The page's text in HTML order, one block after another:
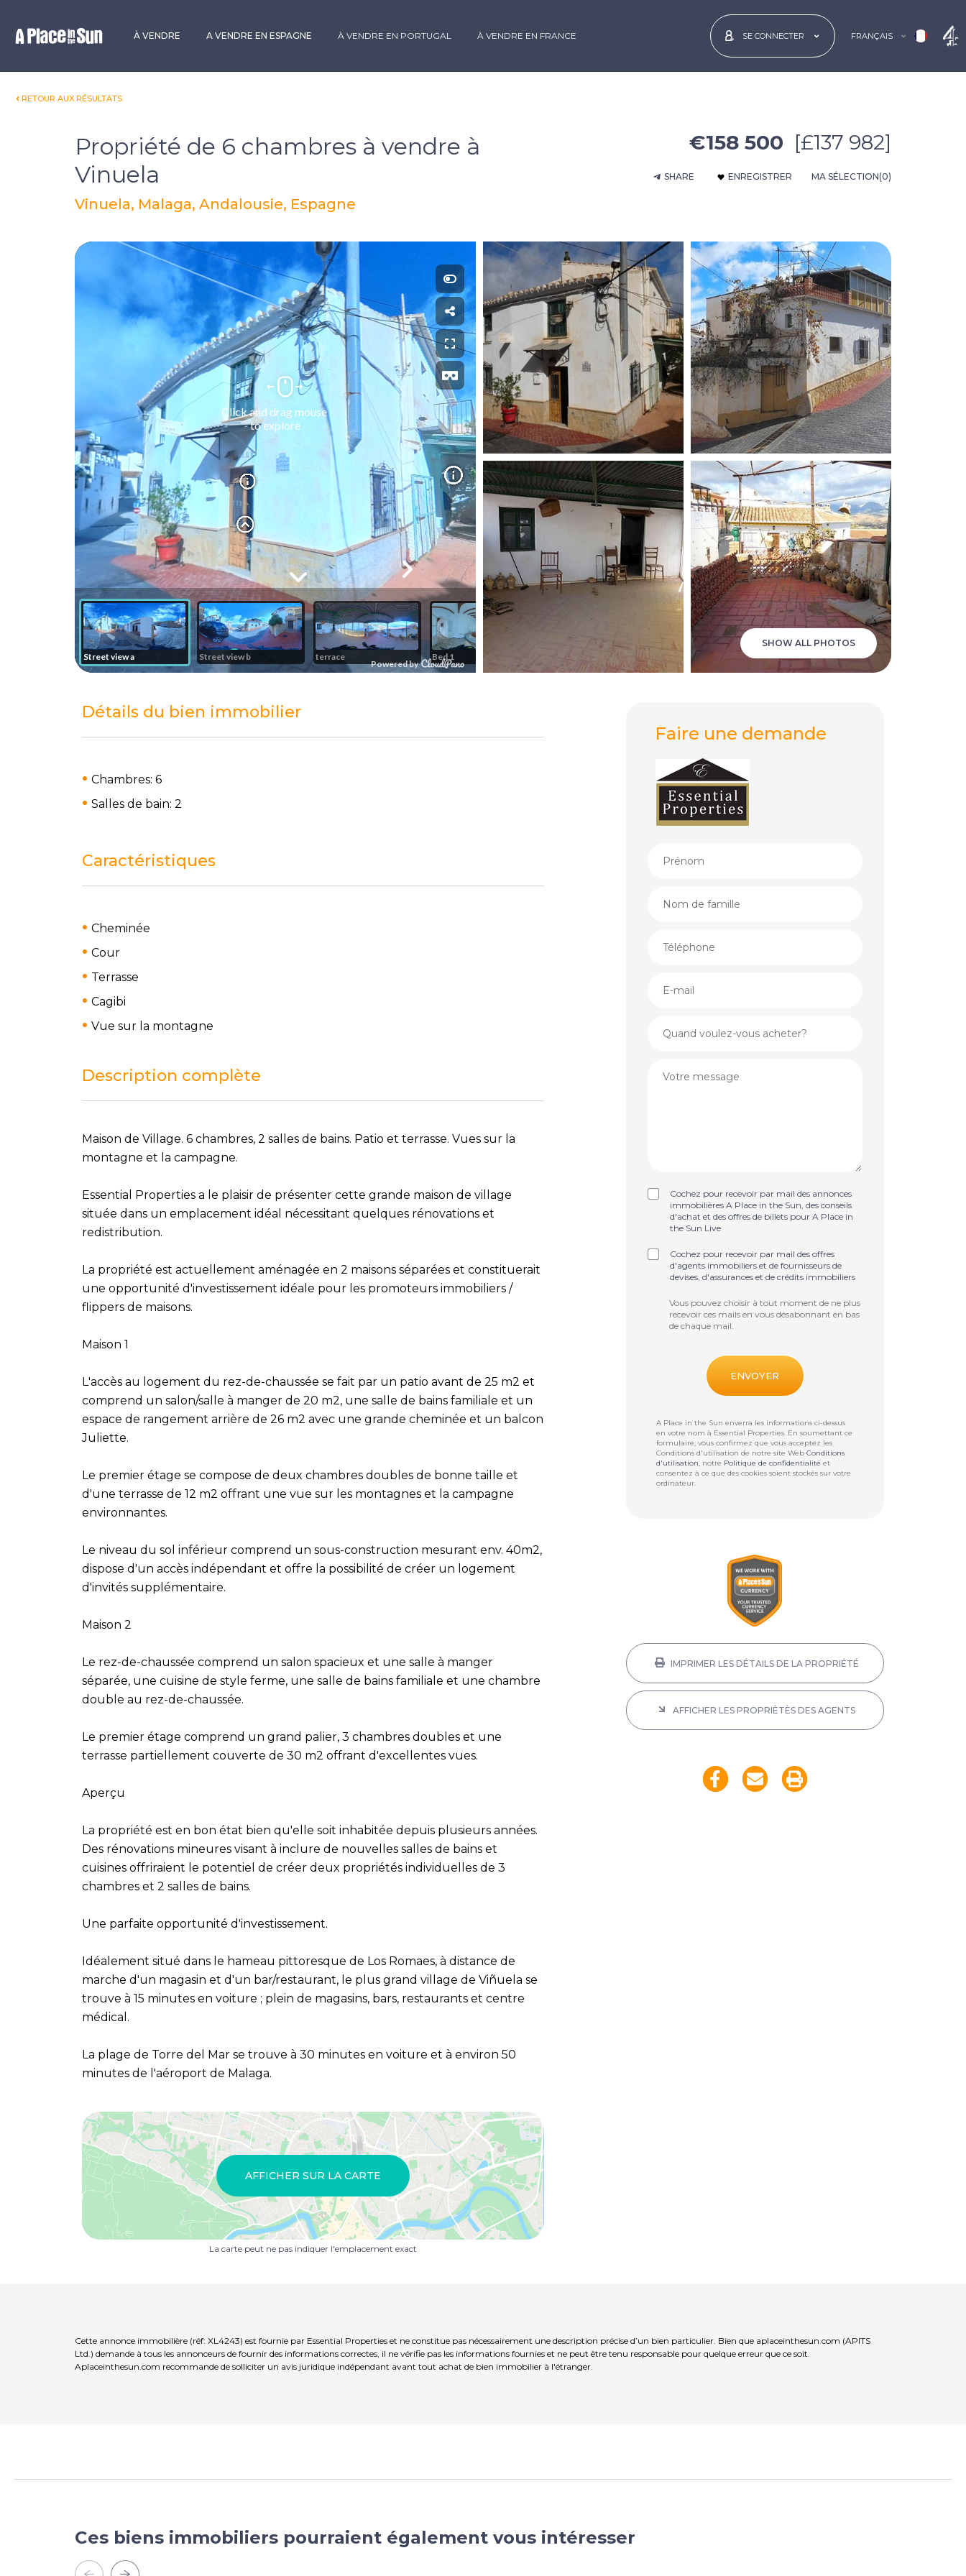
À VENDRE A VENDRE EN ESPAGNE À VENDRE EN PORTUGAL À VENDRE EN FRANCE SE CONNECTER FRANÇAIS
RETOUR AUX RÉSULTATS
Propriété de 6 chambres à vendre à
Vinuela
Vinuela, Malaga, Andalousie, Espagne
€158 500 [£137 982]
SHARE ENREGISTRER MA SÉLECTION(0)
SHOW ALL PHOTOS
Détails du bien immobilier
Chambres: 6
Salles de bain: 2
Caractéristiques
Cheminée
Cour
Terrasse
Cagibi
Vue sur la montagne
Description complète
Maison de Village. 6 chambres, 2 salles de bains. Patio et terrasse. Vues sur la
montagne et la campagne.
Essential Properties a le plaisir de présenter cette grande maison de village
située dans un emplacement idéal nécessitant quelques rénovations et
redistribution.
La propriété est actuellement aménagée en 2 maisons séparées et constituerait
une opportunité d'investissement idéale pour les promoteurs immobiliers /
flippers de maisons.
Maison 1
L'accès au logement du rez-de-chaussée se fait par un patio avant de 25 m2 et
comprend un salon/salle à manger de 20 m2, une salle de bains familiale et un
espace de rangement arrière de 26 m2 avec une grande cheminée et un balcon
Juliette.
Le premier étage se compose de deux chambres doubles de bonne taille et
d'une terrasse de 12 m2 offrant une vue sur les montagnes et la campagne
environnantes.
Le niveau du sol inférieur comprend un sous-construction mesurant env. 40m2,
dispose d'un accès indépendant et offre la possibilité de créer un logement
d'invités supplémentaire.
Maison 2
Le rez-de-chaussée comprend un salon spacieux et une salle à manger
séparée, une cuisine de style ferme, une salle de bains familiale et une chambre
double au rez-de-chaussée.
Le premier étage comprend un grand palier, 3 chambres doubles et une
terrasse partiellement couverte de 30 m2 offrant d'excellentes vues.
Aperçu
La propriété est en bon état bien qu'elle soit inhabitée depuis plusieurs années.
Des rénovations mineures visant à inclure de nouvelles salles de bains et
cuisines offriraient le potentiel de créer deux propriétés individuelles de 3
chambres et 2 salles de bains.
Une parfaite opportunité d'investissement.
Idéalement situé dans le hameau pittoresque de Los Romaes, à distance de
marche d'un magasin et d'un bar/restaurant, le plus grand village de Viñuela se
trouve à 15 minutes en voiture ; plein de magasins, bars, restaurants et centre
médical.
La plage de Torre del Mar se trouve à 30 minutes en voiture et à environ 50
minutes de l'aéroport de Malaga.
AFFICHER SUR LA CARTE
La carte peut ne pas indiquer l'emplacement exact
Faire une demande
Cochez pour recevoir par mail des annonces
immobilières A Place in the Sun, des conseils
d'achat et des offres de billets pour A Place in
the Sun Live
Cochez pour recevoir par mail des offres
d'agents immobiliers et de fournisseurs de
devises, d'assurances et de crédits immobiliers
Vous pouvez choisir à tout moment de ne plus
recevoir ces mails en vous désabonnant en bas
de chaque mail.
A Place in the Sun enverra les informations ci-dessus
en votre nom à Essential Properties. En soumettant ce
formulaire, vous confirmez que vous acceptez les
Conditions d'utilisation de notre site WebConditions
d'utilisation, notre Politique de confidentialité et
consentez à ce que des cookies soient stockés sur votre
ordinateur.
IMPRIMER LES DÉTAILS DE LA PROPRIÉTÉ
AFFICHER LES PROPRIÈTÈS DES AGENTS
Cette annonce immobilière (réf: XL4243) est fournie par Essential Properties et ne constitue pas nécessairement une description précise d’un bien particulier. Bien que aplaceinthesun.com (APITS
Ltd.) demande à tous les annonceurs de fournir des informations correctes, il ne vérifie pas les informations fournies et ne peut être tenu responsable pour quelque erreur que ce soit.
Aplaceinthesun.com recommande de solliciter un avis juridique indépendant avant tout achat de bien immobilier à l'étranger.
Ces biens immobiliers pourraient également vous intéresser